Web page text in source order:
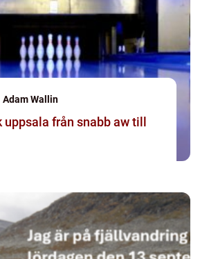
Adam Wallin
snabb aw till